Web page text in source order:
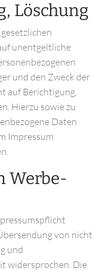
Löschung
unentgeltliche
und den Zweck der
auf Berichtigung,
Hierzu sowie zu
Daten
Impressum
Werbe-
von nicht
und
widersprochen. Die